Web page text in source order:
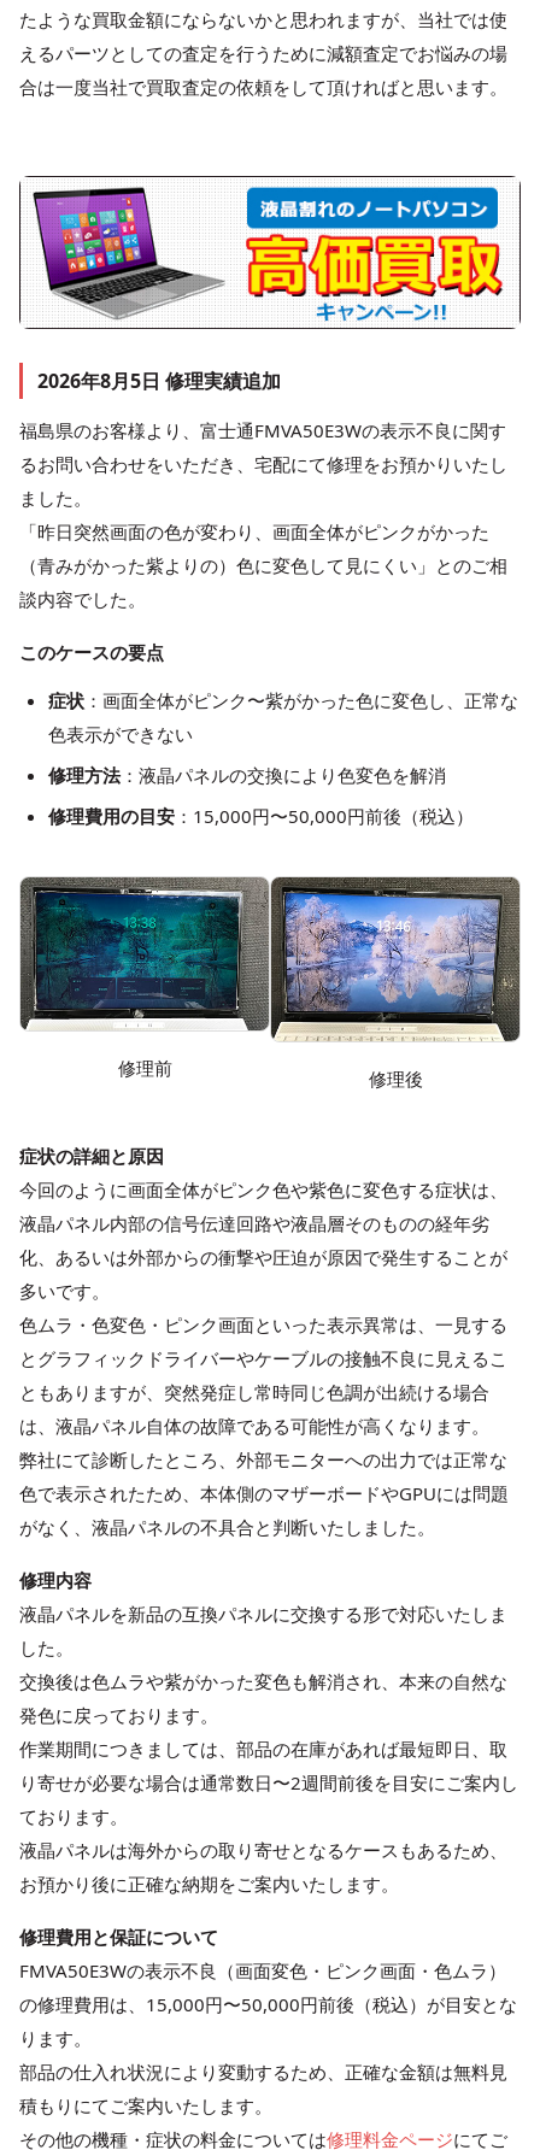
たような買取金額にならないかと思われますが、当社では使
えるパーツとしての査定を行うために減額査定でお悩みの場
合は一度当社で買取査定の依頼をして頂ければと思います。
2026年8月5日 修理実績追加
福島県のお客様より、富士通FMVA50E3Wの表示不良に関す
るお問い合わせをいただき、宅配にて修理をお預かりいたし
ました。
「昨日突然画面の色が変わり、画面全体がピンクがかった
（青みがかった紫よりの）色に変色して見にくい」とのご相
談内容でした。
このケースの要点
症状 ：画面全体がピンク〜紫がかった色に変色し、正常な
色表示ができない
修理方法：液晶パネルの交換により色変色を解消
修理費用の目安 ：15,000円〜50,000円前後（税込）
修理前 修理後
症状の詳細と原因
今回のように画面全体がピンク色や紫色に変色する症状は、
液晶パネル内部の信号伝達回路や液晶層そのものの経年劣
化、あるいは外部からの衝撃や圧迫が原因で発生することが
多いです。
色ムラ・色変色・ピンク画面といった表示異常は、一見する
とグラフィックドライバーやケーブルの接触不良に見えるこ
ともありますが、突然発症し常時同じ色調が出続ける場合
は、液晶パネル自体の故障である可能性が高くなります。
弊社にて診断したところ、外部モニターへの出力では正常な
色で表示されたため、本体側のマザーボードやGPUには問題
がなく、液晶パネルの不具合と判断いたしました。
修理内容
液晶パネルを新品の互換パネルに交換する形で対応いたしま
した。
交換後は色ムラや紫がかった変色も解消され、本来の自然な
発色に戻っております。
作業期間につきましては、部品の在庫があれば最短即日、取
り寄せが必要な場合は通常数日〜2週間前後を目安にご案内し
ております。
液晶パネルは海外からの取り寄せとなるケースもあるため、
お預かり後に正確な納期をご案内いたします。
修理費用と保証について
FMVA50E3Wの表示不良（画面変色・ピンク画面・色ムラ）
の修理費用は、15,000円〜50,000円前後（税込）が目安とな
ります。
部品の仕入れ状況により変動するため、正確な金額は無料見
積もりにてご案内いたします。
その他の機種・症状の料金については修理料金ページにてご